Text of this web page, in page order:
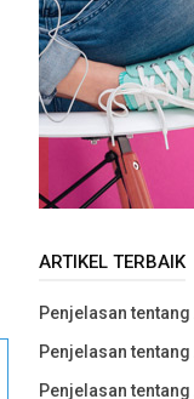
ARTIKEL TERBAIK
Penjelasan
Penjelasan tentang
Penjelasan